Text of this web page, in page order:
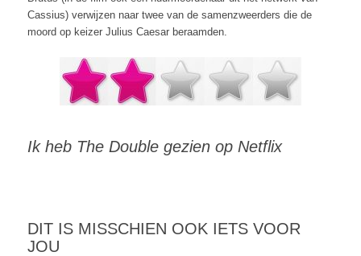
Cassius) verwijzen naar twee van de samenzweerders die de
moord op keizer Julius Caesar beraamden.
Ik heb The Double gezien op Netflix
DIT IS MISSCHIEN OOK IETS VOOR
JOU